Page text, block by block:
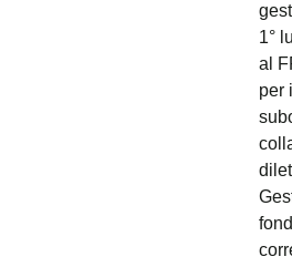
1°
al
per